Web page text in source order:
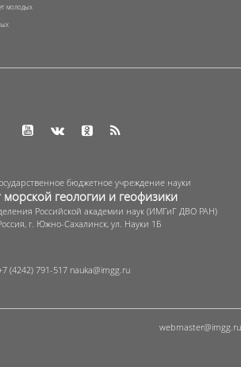
молодых
бюджетное учреждение науки
морской геологии и геофизики
Российской академии наук (ИМГиГ ДВО РАН)
г. Южно-Сахалинск, ул. Науки 1Б
(4242) 791-517